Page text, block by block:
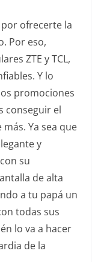
por ofrecerte la
Por eso,
ZTE y TCL,
Y lo
promociones
conseguir el
Ya sea que
y
su
de alta
a tu papá un
todas sus
lo va a hacer
de la